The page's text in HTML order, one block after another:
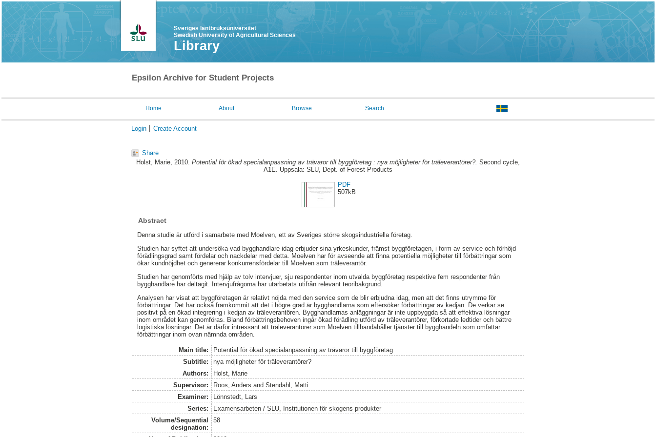
Sveriges lantbruksuniversitet
Swedish University of Agricultural Sciences
Library
Epsilon Archive for Student Projects
Home About Browse Search
Login Create Account
Share
Holst, Marie, 2010. Potential för ökad specialanpassning av trävaror till byggföretag : nya möjligheter för träleverantörer?. Second cycle,
A1E. Uppsala: SLU, Dept. of Forest Products
PDF
507kB
Abstract
Denna studie är utförd i samarbete med Moelven, ett av Sveriges större skogsindustriella företag.
Studien har syftet att undersöka vad bygghandlare idag erbjuder sina yrkeskunder, främst byggföretagen, i form av service och förhöjd
förädlingsgrad samt fördelar och nackdelar med detta. Moelven har för avseende att finna potentiella möjligheter till förbättringar som
ökar kundnöjdhet och genererar konkurrensfördelar till Moelven som träleverantör.
Studien har genomförts med hjälp av tolv intervjuer, sju respondenter inom utvalda byggföretag respektive fem respondenter från
bygghandlare har deltagit. Intervjufrågorna har utarbetats utifrån relevant teoribakgrund.
Analysen har visat att byggföretagen är relativt nöjda med den service som de blir erbjudna idag, men att det finns utrymme för
förbättringar. Det har också framkommit att det i högre grad är bygghandlarna som eftersöker förbättringar av kedjan. De verkar se
positivt på en ökad integrering i kedjan av träleverantören. Bygghandlarnas anläggningar är inte uppbyggda så att effektiva lösningar
inom området kan genomföras. Bland förbättringsbehoven ingår ökad förädling utförd av träleverantörer, förkortade ledtider och bättre
logistiska lösningar. Det är därför intressant att träleverantörer som Moelven tillhandahåller tjänster till bygghandeln som omfattar
förbättringar inom ovan nämnda områden.
Main title:
Potential för ökad specialanpassning av trävaror till byggföretag
Subtitle:
nya möjligheter för träleverantörer?
Authors:
Holst, Marie
Supervisor:
Roos, Anders and Stendahl, Matti
Examiner:
Lönnstedt, Lars
Series:
Examensarbeten / SLU, Institutionen för skogens produkter
Volume/Sequential
designation:
58